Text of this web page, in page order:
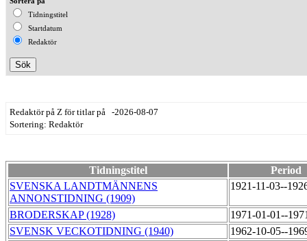
Tidningstitel
Startdatum
Redaktör
Redaktör på Z för titlar på -2026-08-07
Sortering: Redaktör
Tidningstitel
Period
SVENSKA LANDTMÄNNENS
ANNONSTIDNING (1909)
1921-11-03--
BRODERSKAP (1928)
1971-01-01--
SVENSK VECKOTIDNING (1940)
1962-10-05--